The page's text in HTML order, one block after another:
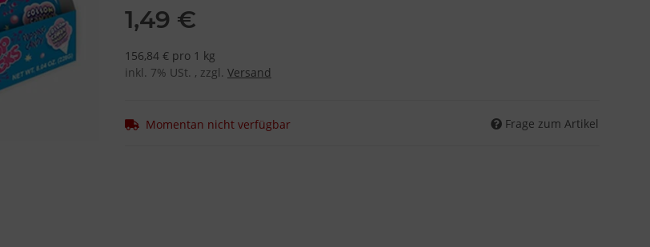
1,49 €
156,84 € pro 1 kg
inkl. 7% USt. , zzgl. Versand
Momentan nicht verfügbar Frage zum Artikel